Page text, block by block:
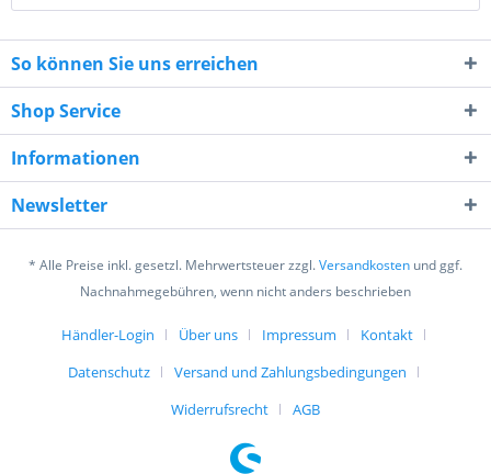
4 + 1 = ?
Ich habe dieDatenschutzerklärunggelesen,
verstanden und stimme zu. *
So können Sie uns erreichen
Shop Service
Informationen
Newsletter
* Alle Preise inkl. gesetzl. Mehrwertsteuer zzgl.Versandkosten und ggf.
Nachnahmegebühren, wenn nicht anders beschrieben
Händler-Login Über uns Impressum
Kontakt
Datenschutz
Versand und Zahlungsbedingungen
Widerrufsrecht
AGB